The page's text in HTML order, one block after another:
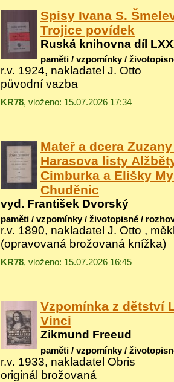
Spisy Ivana S.
Trojice povídek
Ruská knihovna díl
paměti / vzpomínky /
r.v. 1924, nakladatel J. Otto
původní vazba
KR78, vloženo: 15.07.2026 17:34
Mateř a dcera
Harasova listy
Cimburka a Elišky
Chuděnic
vyd. František Dvorský
paměti / vzpomínky / životopisné /
r.v. 1890, nakladatel J. Otto ,
(opravovaná brožovaná knížka)
KR78, vloženo: 15.07.2026 16:45
Vzpomínka z dětství
Vinci
Zikmund Freeud
paměti / vzpomínky /
r.v. 1933, nakladatel Obris
originál brožovaná